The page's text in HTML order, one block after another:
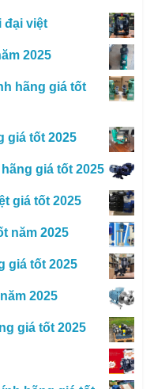
đại việt
2025
hãng giá tốt
giá tốt 2025
giá tốt 2025
giá tốt 2025
năm 2025
giá tốt 2025
2025
giá tốt 2025